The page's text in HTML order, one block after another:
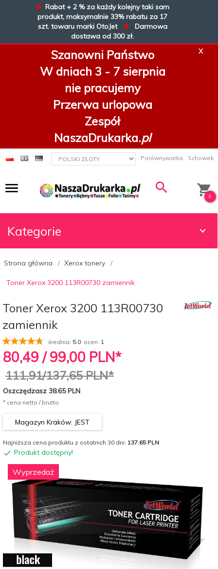
⊕ Rabat + 2 % za każdy kolejny taki sam
produkt, maksymalnie 33% rabatu za 17
szt. towaru marki OtoJet
⊕ Darmowa
dostawa od 300 zł.
Szanowni Państwo
W dniach 3 - 7 sierpnia
nie pracujemy
Przerwa urlopowa
Zespół
NaszaDrukarka.pl
X
currency_h Porównywarka Schowek
0
Kategorie
Strona główna Xerox tonery
Toner Xerox 3200 113R00730 zamiennik
Toner Xerox 3200 113R00730
zamiennik
średnia: 5.0ocen: 1
80,49 / 99,00 PLN*
111,91/137,65 PLN*
Oszczędzasz 38.65 PLN
* cena netto / brutto
Magazyn Kraków: JEST
Najniższa cena produktu z ostatnich 30 dni: 137.65 PLN
Produkt dostępny!
Wyprzedaż